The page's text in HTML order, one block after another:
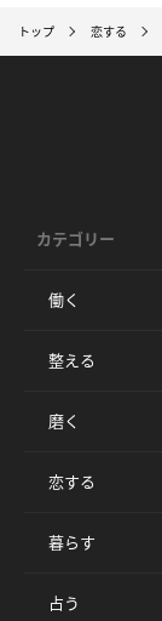
トップ 恋する
カテゴリー
働く
整える
磨く
恋する
暮らす
占う